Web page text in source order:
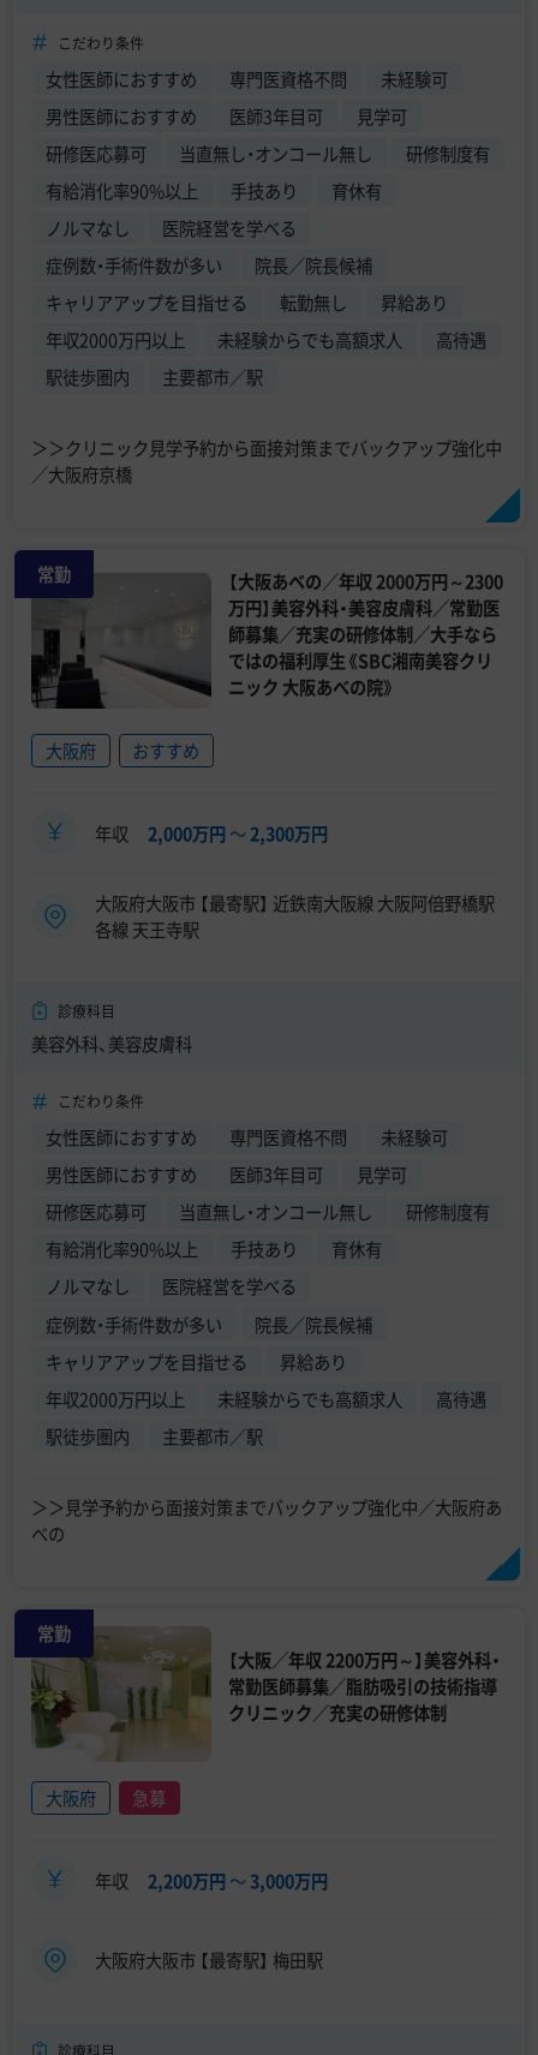
こだわり条件
女性医師におすすめ 専門医資格不問
未経験可
男性医師におすすめ
医師3年目可
見学可
研修医応募可
当直無し・オンコール無し
研修制度有
有給消化率90%以上
手技あり
育休有
ノルマなし
医院経営を学べる
症例数・手術件数が多い
院長／院長候補
キャリアアップを目指せる
転勤無し
昇給あり
年収2000万円以上
未経験からでも高額求人
高待遇
駅徒歩圏内
主要都市／駅
＞＞クリニック見学予約から面接対策までバックアップ強化中
／大阪府京橋
常勤
【大阪あべの／年収 2000万円～2300
万円】美容外科・美容皮膚科／常勤医
師募集／充実の研修体制／大手なら
ではの福利厚生《SBC湘南美容クリ
ニック 大阪あべの院》
大阪府 おすすめ
年収 2,000万円 〜2,300万円
大阪府大阪市 【最寄駅】 近鉄南大阪線 大阪阿倍野橋駅
各線 天王寺駅
診療科目
美容外科、美容皮膚科
こだわり条件
女性医師におすすめ 専門医資格不問
未経験可
男性医師におすすめ
医師3年目可
見学可
研修医応募可
当直無し・オンコール無し
研修制度有
有給消化率90%以上
手技あり
育休有
ノルマなし
医院経営を学べる
症例数・手術件数が多い
院長／院長候補
キャリアアップを目指せる
昇給あり
年収2000万円以上
未経験からでも高額求人
高待遇
駅徒歩圏内
主要都市／駅
＞＞見学予約から面接対策までバックアップ強化中／大阪府あ
べの
常勤
【大阪／年収 2200万円～】美容外科・
常勤医師募集／脂肪吸引の技術指導
クリニック／充実の研修体制
大阪府 急募
年収 2,200万円 〜3,000万円
大阪府大阪市 【最寄駅】 梅田駅